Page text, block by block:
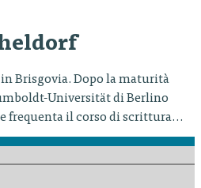
in Brisgovia. Dopo la maturità
Universität di Berlino
frequenta il corso di scrittura
der Künste di Berlino (1998-